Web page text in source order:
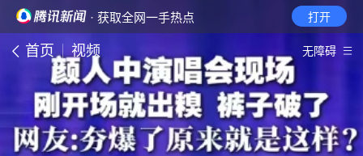
· 获取全网一手热点 打开
首页 视频 无障碍